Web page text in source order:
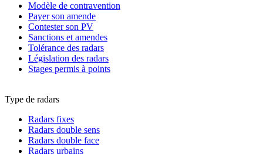
Modèle de contravention
Payer son amende
Contester son PV
Sanctions et amendes
Tolérance des radars
Législation des radars
Stages permis à points
Type de radars
Radars fixes
Radars double sens
Radars double face
Radars urbains